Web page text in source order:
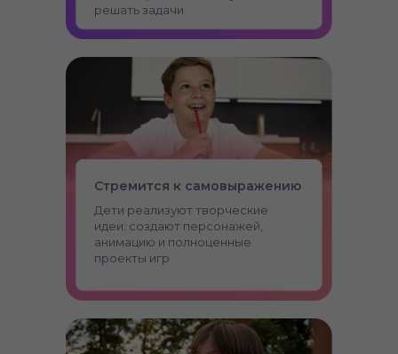
решать задачи
Стремится к самовыражению
Дети реализуют творческие
идеи: создают персонажей,
анимацию и полноценные
проекты игр